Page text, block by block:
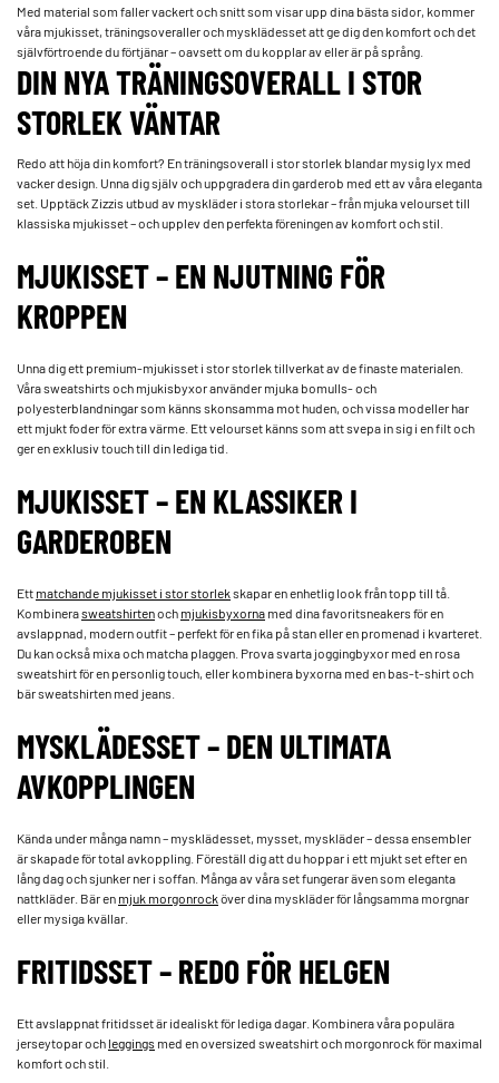
Med material som faller vackert och snitt som visar upp dina bästa sidor, kommer
våra mjukisset, träningsoveraller och mysklädesset att ge dig den komfort och det
självförtroende du förtjänar – oavsett om du kopplar av eller är på språng.
DIN NYA TRÄNINGSOVERALL I STOR
STORLEK VÄNTAR
Redo att höja din komfort? En träningsoverall i stor storlek blandar mysig lyx med
vacker design. Unna dig själv och uppgradera din garderob med ett av våra eleganta
set. Upptäck Zizzis utbud av myskläder i stora storlekar – från mjuka velourset till
klassiska mjukisset – och upplev den perfekta föreningen av komfort och stil.
MJUKISSET – EN NJUTNING FÖR
KROPPEN
Unna dig ett premium-mjukisset i stor storlek tillverkat av de finaste materialen.
Våra sweatshirts och mjukisbyxor använder mjuka bomulls- och
polyesterblandningar som känns skonsamma mot huden, och vissa modeller har
ett mjukt foder för extra värme. Ett velourset känns som att svepa in sig i en filt och
ger en exklusiv touch till din lediga tid.
MJUKISSET – EN KLASSIKER I
GARDEROBEN
Ettmatchande mjukisset i stor storlekskapar en enhetlig look från topp till tå.
Kombinerasweatshirtenochmjukisbyxornamed dina favoritsneakers för en
avslappnad, modern outfit – perfekt för en fika på stan eller en promenad i kvarteret.
Du kan också mixa och matcha plaggen. Prova svarta joggingbyxor med en rosa
sweatshirt för en personlig touch, eller kombinera byxorna med en bas-t-shirt och
bär sweatshirten med jeans.
MYSKLÄDESSET – DEN ULTIMATA
AVKOPPLINGEN
Kända under många namn – mysklädesset, mysset, myskläder – dessa ensembler
är skapade för total avkoppling. Föreställ dig att du hoppar i ett mjukt set efter en
lång dag och sjunker ner i soffan. Många av våra set fungerar även som eleganta
nattkläder. Bär enmjuk morgonrocköver dina myskläder för långsamma morgnar
eller mysiga kvällar.
FRITIDSSET – REDO FÖR HELGEN
Ett avslappnat fritidsset är idealiskt för lediga dagar. Kombinera våra populära
jerseytopar ochleggingsmed en oversized sweatshirt och morgonrock för maximal
komfort och stil.